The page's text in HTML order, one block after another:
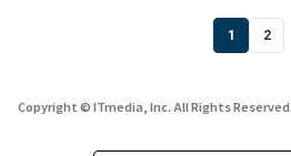
1 2
Copyright © ITmedia, Inc. All Rights Reserved.